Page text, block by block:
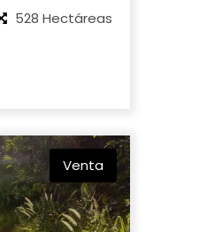
528 Hectáreas
Venta